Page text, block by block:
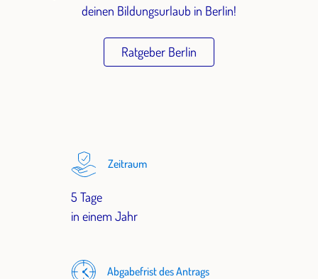
deinen Bildungsurlaub in Berlin!
Ratgeber Berlin
Zeitraum
5 Tage
in einem Jahr
Abgabefrist des Antrags